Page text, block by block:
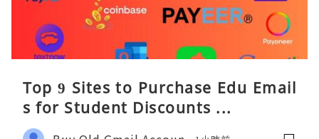
Top 9 Sites to Purchase Edu Email
s for Student Discounts ...